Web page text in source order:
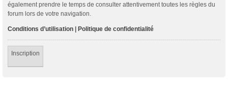
également prendre le temps de consulter attentivement toutes les règles du
forum lors de votre navigation.
Conditions d’utilisation | Politique de confidentialité
Inscription